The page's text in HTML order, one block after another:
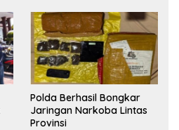
Polda Berhasil Bongkar
Jaringan Narkoba Lintas
Provinsi